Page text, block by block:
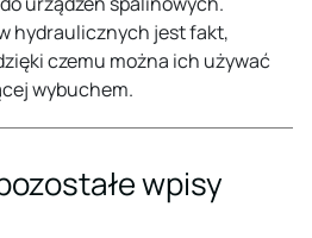
hydraulicznych jest fakt,
czemu można ich używać
wybuchem.
wpisy